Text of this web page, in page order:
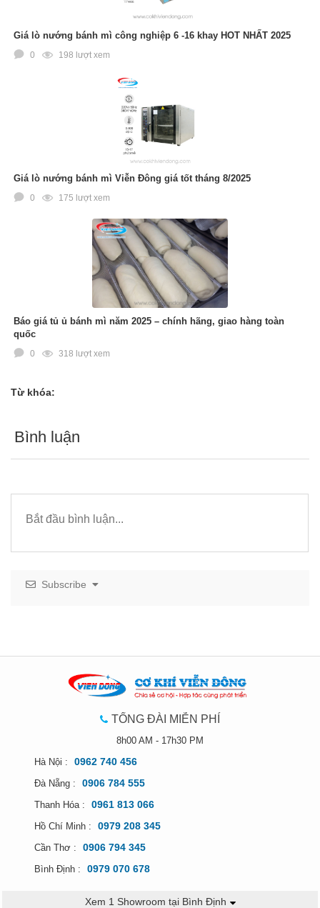
Giá lò nướng bánh mì công nghiệp 6 -16 khay HOT NHẤT 2025
0 198 lượt xem
Giá lò nướng bánh mì Viễn Đông giá tốt tháng 8/2025
0 175 lượt xem
Báo giá tủ ủ bánh mì năm 2025 – chính hãng, giao hàng toàn
quốc
0 318 lượt xem
Từ khóa:
Bình luận
Subscribe
TỔNG ĐÀI MIỄN PHÍ
8h00 AM - 17h30 PM
Hà Nội :
0962 740 456
Đà Nẵng : 0906 784 555
Thanh Hóa : 0961 813 066
Hồ Chí Minh : 0979 208 345
Cần Thơ : 0906 794 345
Bình Định : 0979 070 678
Xem 1 Showroom tại Bình Định